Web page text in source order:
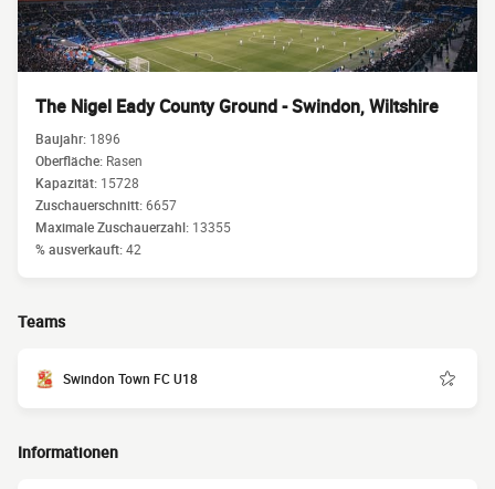
The Nigel Eady County Ground - Swindon, Wiltshire
Baujahr: 1896
Oberfläche: Rasen
Kapazität: 15728
Zuschauerschnitt:6657
Maximale Zuschauerzahl: 13355
% ausverkauft:42
Teams
Swindon Town FC U18
Informationen